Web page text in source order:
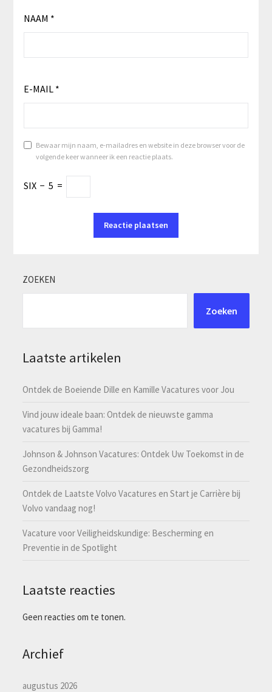
NAAM *
E-MAIL *
Bewaar mijn naam, e-mailadres en website in deze browser voor de
volgende keer wanneer ik een reactie plaats.
SIX − 5 =
ZOEKEN
Zoeken
Laatste artikelen
Ontdek de Boeiende Dille en Kamille Vacatures voor Jou
Vind jouw ideale baan: Ontdek de nieuwste gamma
vacatures bij Gamma!
Johnson & Johnson Vacatures: Ontdek Uw Toekomst in de
Gezondheidszorg
Ontdek de Laatste Volvo Vacatures en Start je Carrière bij
Volvo vandaag nog!
Vacature voor Veiligheidskundige: Bescherming en
Preventie in de Spotlight
Laatste reacties
Geen reacties om te tonen.
Archief
augustus 2026